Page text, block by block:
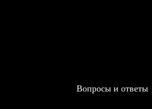
Вопросы и ответы